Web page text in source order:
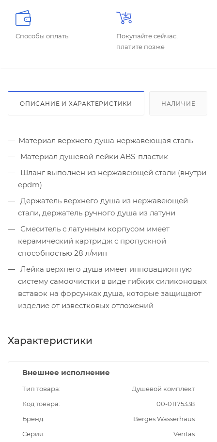
Способы оплаты
Покупайте сейчас,
платите позже
ОПИСАНИЕ И ХАРАКТЕРИСТИКИ НАЛИЧИЕ
Материал верхнего душа нержавеющая сталь
Материал душевой лейки ABS-пластик
Шланг выполнен из нержавеющей стали (внутри
epdm)
Держатель верхнего душа из нержавеющей
стали, держатель ручного душа из латуни
Смеситель с латунным корпусом имеет
керамический картридж с пропускной
способностью 28 л/мин
Лейка верхнего душа имеет инновационную
систему самоочистки в виде гибких силиконовых
вставок на форсунках душа, которые защищают
изделие от известковых отложений
Характеристики
Внешнее исполнение
Тип товара
Душевой комплект
Код товара
00-01175338
Бренд
Berges Wasserhaus
Серия
Ventas